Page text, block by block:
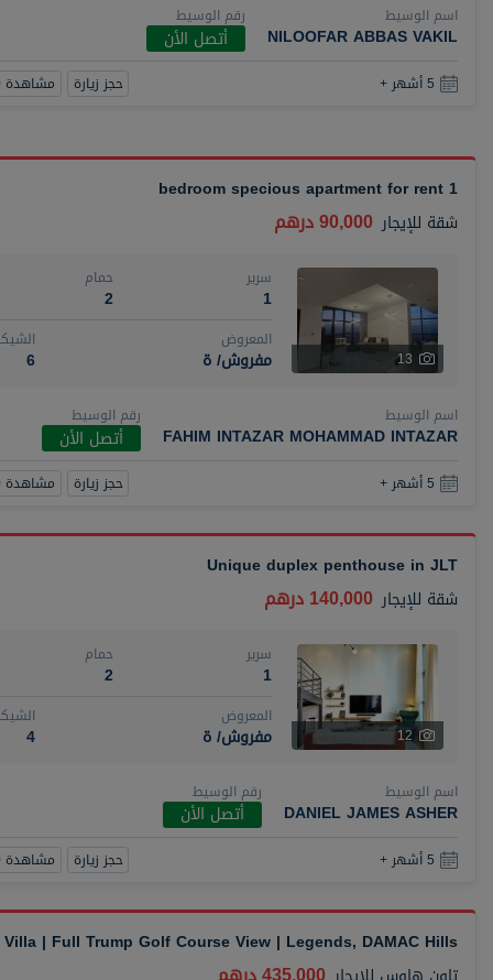
اسم الوسيط
NILOOFAR ABBAS VAKIL
رقم الوسيط
أتصل الأن
5 أشهر + حجز زيارة مشاهدة 360
1 bedroom specious apartment for rent
شقة للإيجار 90,000 درهم
13
سرير
1
حمام
2
المعروض
مفروش/ ة 6
اسم الوسيط
FAHIM INTAZAR MOHAMMAD INTAZAR
رقم الوسيط
أتصل الأن
5 أشهر + حجز زيارة مشاهدة 360
Unique duplex penthouse in JLT
شقة للإيجار 140,000 درهم
12
سرير
1
حمام
2
المعروض
مفروش/ ة 4
اسم الوسيط
DANIEL JAMES ASHER
رقم الوسيط
أتصل الأن
5 أشهر + حجز زيارة مشاهدة 360
| Full Trump Golf Course View | Legends, DAMAC Hills